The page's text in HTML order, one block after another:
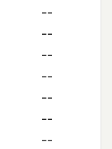
--
--
--
--
--
--
--